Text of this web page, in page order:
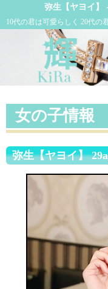
弥生【ヤヨイ】
女の子情報
弥生【ヤヨイ】